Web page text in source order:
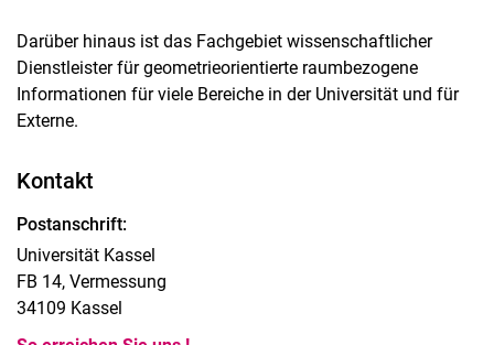
Darüber hinaus ist das Fachgebiet wissenschaftlicher
Dienstleister für geometrieorientierte raumbezogene
Informationen für viele Bereiche in der Universität und für
Externe.
Kontakt
Postanschrift:
Universität Kassel
FB 14, Vermessung
34109 Kassel